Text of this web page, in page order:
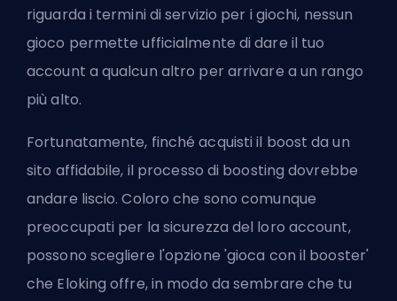
riguarda i termini di servizio per i giochi, nessun
gioco permette ufficialmente di dare il tuo
account a qualcun altro per arrivare a un rango
più alto.
Fortunatamente, finché acquisti il boost da un
sito affidabile, il processo di boosting dovrebbe
andare liscio. Coloro che sono comunque
preoccupati per la sicurezza del loro account,
possono scegliere l'opzione 'gioca con il booster'
che Eloking offre, in modo da sembrare che tu